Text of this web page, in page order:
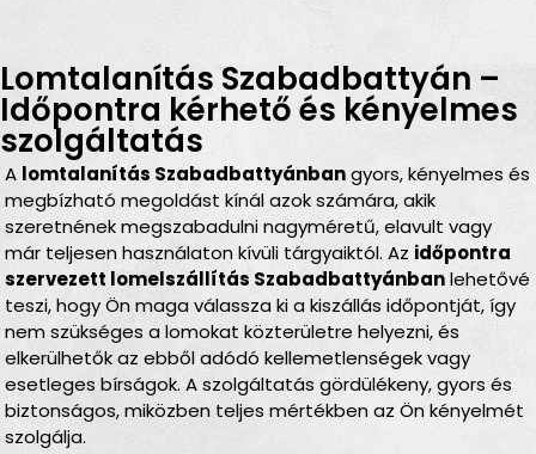
Lomtalanítás Szabadbattyán –
Időpontra kérhető és kényelmes
szolgáltatás
A lomtalanítás Szabadbattyánbangyors, kényelmes és
megbízható megoldást kínál azok számára, akik
szeretnének megszabadulni nagyméretű, elavult vagy
már teljesen használaton kívüli tárgyaiktól. Az időpontra
szervezett lomelszállítás Szabadbattyánbanlehetővé
teszi, hogy Ön maga válassza ki a kiszállás időpontját, így
nem szükséges a lomokat közterületre helyezni, és
elkerülhetők az ebből adódó kellemetlenségek vagy
esetleges bírságok. A szolgáltatás gördülékeny, gyors és
biztonságos, miközben teljes mértékben az Ön kényelmét
szolgálja.